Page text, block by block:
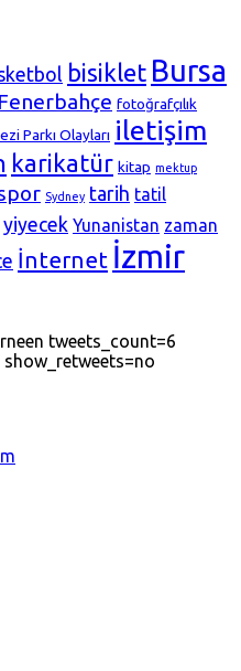
bisiklet Bursa
Fenerbahçe fotoğrafçılık
Parkı Olayları iletişim
karikatür kitap mektup
Sydney tarih tatil
yiyecek Yunanistan zaman
İnternet İzmir
tweets_count=6